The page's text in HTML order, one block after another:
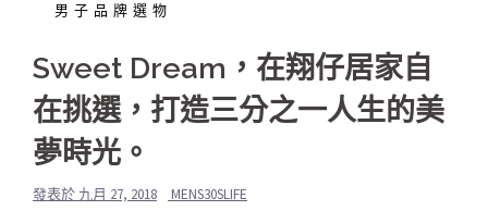
男子品牌選物
Sweet Dream，在翔仔居家自
在挑選，打造三分之一人生的美
夢時光。
發表於 九月 27, 2018 MENS30SLIFE